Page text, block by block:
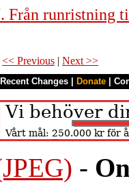
Från runristning
<< Previous | Next >>
Recent Changes Donate
-